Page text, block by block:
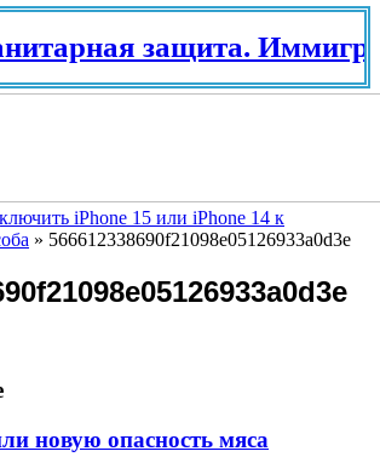
защита.
iPhone 15 или iPhone 14 к
» 566612338690f21098e05126933a0d3e
новую опасность мяса